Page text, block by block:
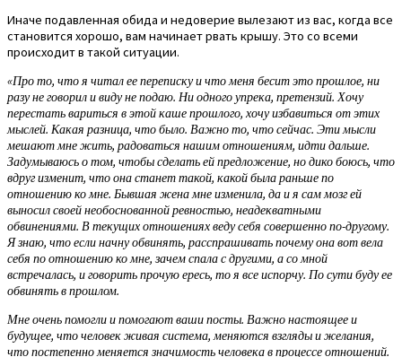
Иначе подавленная обида и недоверие вылезают из вас, когда все
становится хорошо, вам начинает рвать крышу. Это со всеми
происходит в такой ситуации.
«Про то, что я читал ее переписку и что меня бесит это прошлое, ни
разу не говорил и виду не подаю. Ни одного упрека, претензий. Хочу
перестать вариться в этой каше прошлого, хочу избавиться от этих
мыслей. Какая разница, что было. Важно то, что сейчас. Эти мысли
мешают мне жить, радоваться нашим отношениям, идти дальше.
Задумываюсь о том, чтобы сделать ей предложение, но дико боюсь, что
вдруг изменит, что она станет такой, какой была раньше по
отношению ко мне. Бывшая жена мне изменила, да и я сам мозг ей
выносил своей необоснованной ревностью, неадекватными
обвинениями. В текущих отношениях веду себя совершенно по-другому.
Я знаю, что если начну обвинять, расспрашивать почему она вот вела
себя по отношению ко мне, зачем спала с другими, а со мной
встречалась, и говорить прочую ересь, то я все испорчу. По сути буду ее
обвинять в прошлом.
Мне очень помогли и помогают ваши посты. Важно настоящее и
будущее, что человек живая система, меняются взгляды и желания,
что постепенно меняется значимость человека в процессе отношений.